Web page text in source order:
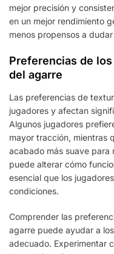
mejor precisión y
en un mejor rendimiento
menos propensos a
Preferencias de
del agarre
Las preferencias de
jugadores y afectan
Algunos jugadores
mayor tracción, mientras
acabado más suave para
puede alterar cómo
esencial que los
condiciones.
Comprender las
agarre puede ayudar a
adecuado. Experimentar